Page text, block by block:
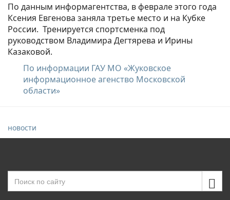
По данным информагентства, в феврале этого года
Ксения Евгенова заняла третье место и на Кубке
России. Тренируется спортсменка под
руководством Владимира Дегтярева и Ирины
Казаковой.
По информации ГАУ МО «Жуковское
информационное агенство Московской
области»
новости